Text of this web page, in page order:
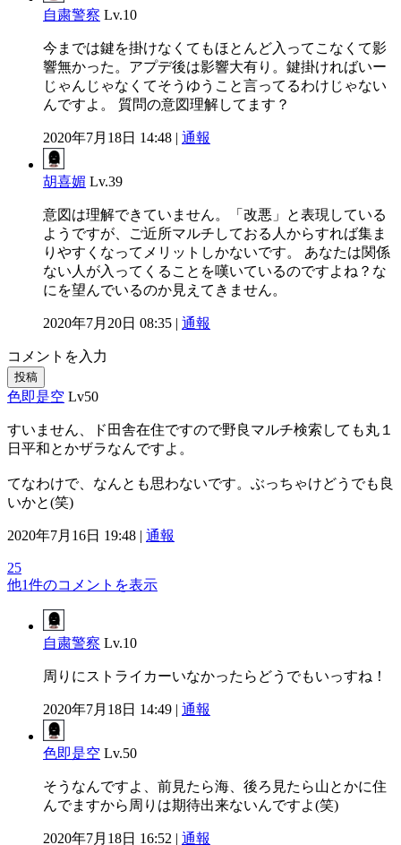
自粛警察 Lv.10
今までは鍵を掛けなくてもほとんど入ってこなくて影
響無かった。アプデ後は影響大有り。鍵掛ければいー
じゃんじゃなくてそうゆうこと言ってるわけじゃない
んですよ。 質問の意図理解してます？
2020年7月18日 14:48 | 通報
胡喜媚 Lv.39
意図は理解できていません。「改悪」と表現している
ようですが、ご近所マルチしておる人からすれば集ま
りやすくなってメリットしかないです。 あなたは関係
ない人が入ってくることを嘆いているのですよね？な
にを望んでいるのか見えてきません。
2020年7月20日 08:35 | 通報
コメントを入力
投稿
色即是空 Lv50
すいません、ド田舎在住ですので野良マルチ検索しても丸１
日平和とかザラなんですよ。
てなわけで、なんとも思わないです。ぶっちゃけどうでも良
いかと(笑)
2020年7月16日 19:48 | 通報
25
他1件のコメントを表示
自粛警察 Lv.10
周りにストライカーいなかったらどうでもいっすね！
2020年7月18日 14:49 | 通報
色即是空 Lv.50
そうなんですよ、前見たら海、後ろ見たら山とかに住
んでますから周りは期待出来ないんですよ(笑)
2020年7月18日 16:52 | 通報